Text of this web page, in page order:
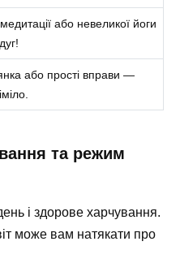
або невеликої йоги
або прості вправи —
та режим
і здорове харчування.
може вам натякати про